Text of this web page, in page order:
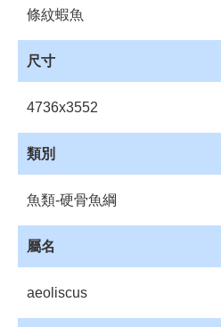
管
理
管
理
資
源
收
藏
登
入
條紋蝦魚
尺寸
4736x3552
類別
魚類-硬骨魚綱
屬名
aeoliscus